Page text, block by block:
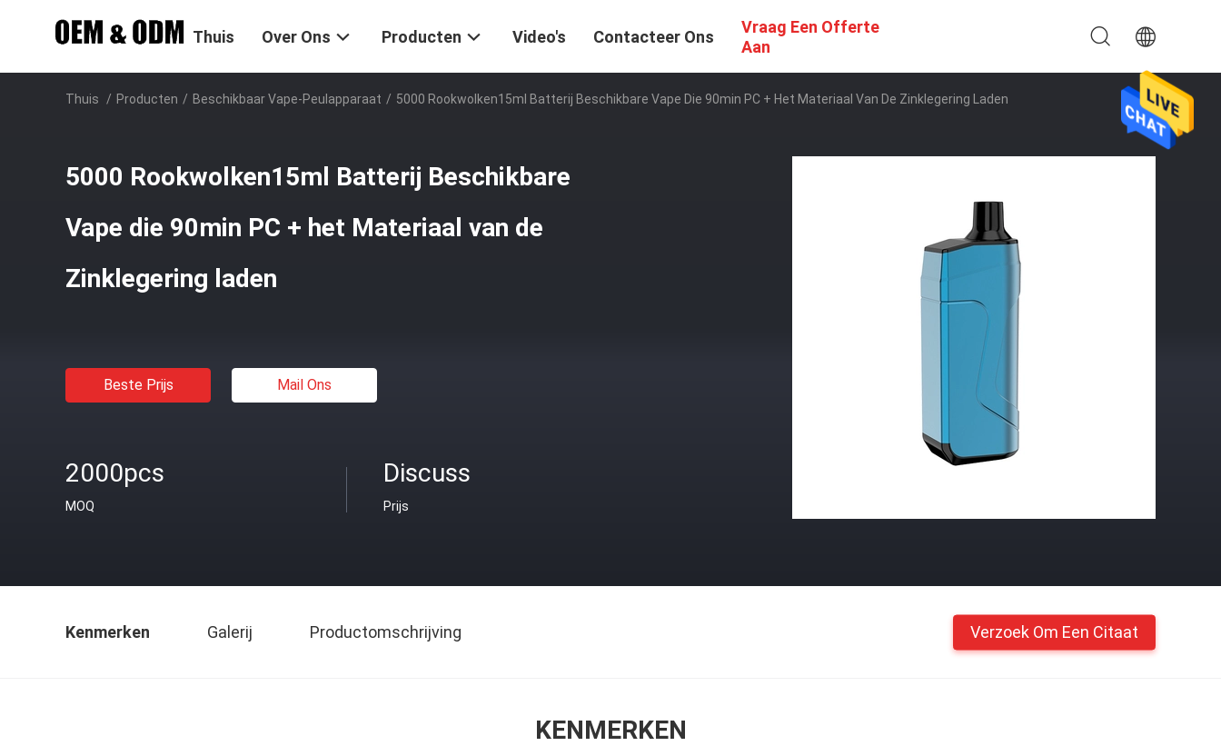
Thuis Over Ons Producten Video's Contacteer Ons
Vraag Een Offerte
Aan
Thuis / Producten / Beschikbaar Vape-Peulapparaat / 5000 Rookwolken15ml Batterij Beschikbare Vape Die 90min PC + Het Materiaal Van De Zinklegering Laden
5000 Rookwolken15ml Batterij Beschikbare
Vape die 90min PC + het Materiaal van de
Zinklegering laden
Beste Prijs Mail Ons
2000pcs
MOQ
Discuss
Prijs
Kenmerken Galerij Productomschrijving Verzoek Om Een Citaat
KENMERKEN